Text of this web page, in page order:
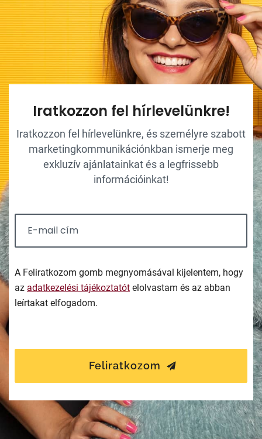
Iratkozzon fel hírlevelünkre!
Iratkozzon fel hírlevelünkre, és személyre szabott
marketingkommunikációnkban ismerje meg
exkluzív ajánlatainkat és a legfrissebb
információinkat!
A Feliratkozom gomb megnyomásával kijelentem, hogy
az adatkezelési tájékoztatót elolvastam és az abban
leírtakat elfogadom.
Feliratkozom